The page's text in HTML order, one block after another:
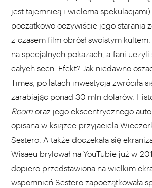
jest tajemnicą i wieloma
początkowo oczywiście jego starania
z czasem film obrósł swoistym
na specjalnych pokazach, a fani uczyli
całych scen. Efekt? Jak niedawno
Times, po latach inwestycja zwróciła
zarabiając ponad 30 mln dolarów.
Roomoraz jego ekscentrycznego
opisana w książce przyjaciela
Sestero. A także doczekała się
Wisaeu brylował na YouTubie już w
dopiero przedstawiona na wielkim
wspomnień Sestero zapoczątkowała